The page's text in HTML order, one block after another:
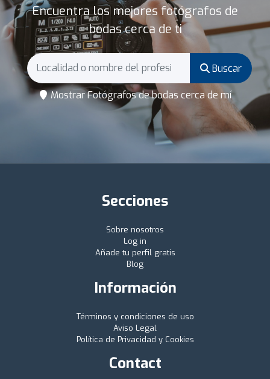
Encuentra los mejores fotógrafos de
bodas cerca de ti
Buscar
Mostrar Fotógrafos de bodas cerca de mí
Secciones
Sobre nosotros
Log in
Añade tu perfil gratis
Blog
Información
Términos y condiciones de uso
Aviso Legal
Política de Privacidad y Cookies
Contact